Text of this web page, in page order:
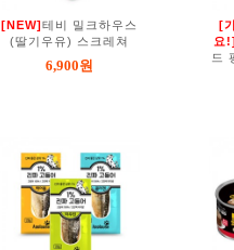
[NEW]테비 밀크하우스
(딸기우유) 스크레쳐
6,900원
[
요
드